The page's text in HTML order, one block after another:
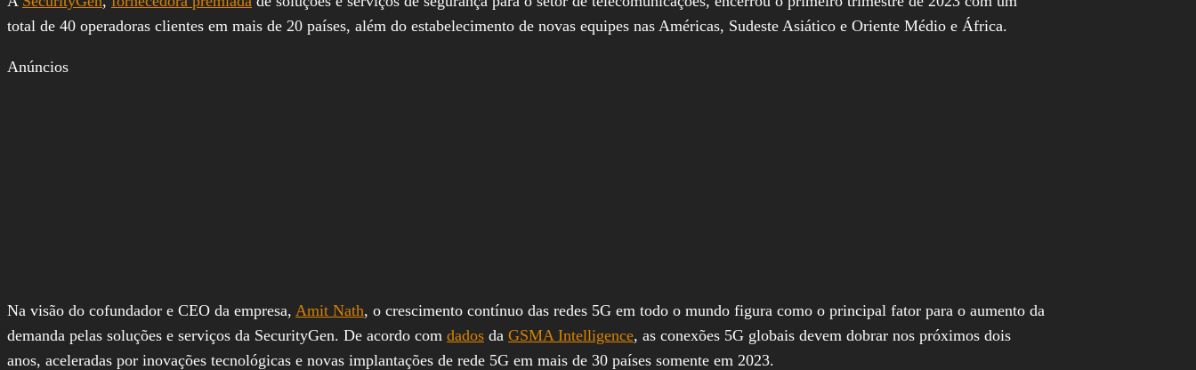
total de 40 operadoras clientes em mais de 20 países, além do estabelecimento de novas equipes nas Américas, Sudeste Asiático e Oriente Médio e África.
Anúncios
Na visão do cofundador e CEO da empresa, Amit Nath, o crescimento contínuo das redes 5G em todo o mundo figura como o principal fator para o aumento da
demanda pelas soluções e serviços da SecurityGen. De acordo com dados da GSMA Intelligence, as conexões 5G globais devem dobrar nos próximos dois
anos, aceleradas por inovações tecnológicas e novas implantações de rede 5G em mais de 30 países somente em 2023.